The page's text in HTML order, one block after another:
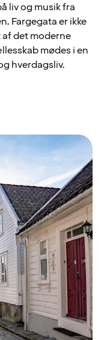
liv og musik fra
Fargegata er ikke
det moderne
mødes i en
hverdagsliv.